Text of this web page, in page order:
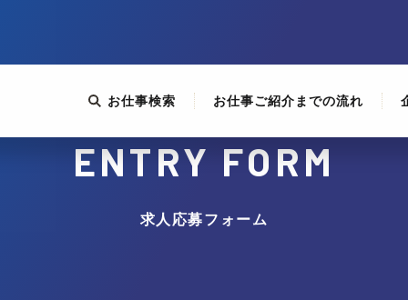
お仕事検索 お仕事ご紹介までの流れ
ENTRY FORM
求人応募フォーム